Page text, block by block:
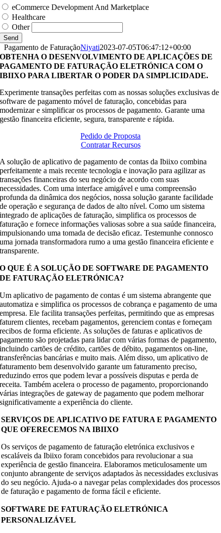
eCommerce Development And Marketplace
Healthcare
Other
Send
Pagamento de FaturaçãoNiyati2023-07-05T06:47:12+00:00
OBTENHA O DESENVOLVIMENTO DE APLICAÇÕES DE
PAGAMENTO DE FATURAÇÃO ELETRÓNICA COM O
IBIIXO PARA LIBERTAR O PODER DA SIMPLICIDADE.
Experimente transações perfeitas com as nossas soluções exclusivas de
software de pagamento móvel de faturação, concebidas para
modernizar e simplificar os processos de pagamento. Garante uma
gestão financeira eficiente, segura, transparente e rápida.
Pedido de Proposta
Contratar Recursos
A solução de aplicativo de pagamento de contas da Ibiixo combina
perfeitamente a mais recente tecnologia e inovação para agilizar as
transações financeiras do seu negócio de acordo com suas
necessidades. Com uma interface amigável e uma compreensão
profunda da dinâmica dos negócios, nossa solução garante facilidade
de operação e segurança de dados de alto nível. Como um sistema
integrado de aplicações de faturação, simplifica os processos de
faturação e fornece informações valiosas sobre a sua saúde financeira,
impulsionando uma tomada de decisão eficaz. Testemunhe connosco
uma jornada transformadora rumo a uma gestão financeira eficiente e
transparente.
O QUE É A SOLUÇÃO DE SOFTWARE DE PAGAMENTO
DE FATURAÇÃO ELETRÓNICA?
Um aplicativo de pagamento de contas é um sistema abrangente que
automatiza e simplifica os processos de cobrança e pagamento de uma
empresa. Ele facilita transações perfeitas, permitindo que as empresas
faturem clientes, recebam pagamentos, gerenciem contas e forneçam
recibos de forma eficiente. As soluções de faturas e aplicativos de
pagamento são projetadas para lidar com várias formas de pagamento,
incluindo cartões de crédito, cartões de débito, pagamentos on-line,
transferências bancárias e muito mais. Além disso, um aplicativo de
faturamento bem desenvolvido garante um faturamento preciso,
reduzindo erros que podem levar a possíveis disputas e perda de
receita. Também acelera o processo de pagamento, proporcionando
várias integrações de gateway de pagamento que podem melhorar
significativamente a experiência do cliente.
SERVIÇOS DE APLICATIVO DE FATURA E PAGAMENTO
QUE OFERECEMOS NA IBIIXO
Os serviços de pagamento de faturação eletrónica exclusivos e
escaláveis da Ibiixo foram concebidos para revolucionar a sua
experiência de gestão financeira. Elaboramos meticulosamente um
conjunto abrangente de serviços adaptados às necessidades exclusivas
do seu negócio. Ajuda-o a navegar pelas complexidades dos processos
de faturação e pagamento de forma fácil e eficiente.
SOFTWARE DE FATURAÇÃO ELETRÓNICA
PERSONALIZÁVEL